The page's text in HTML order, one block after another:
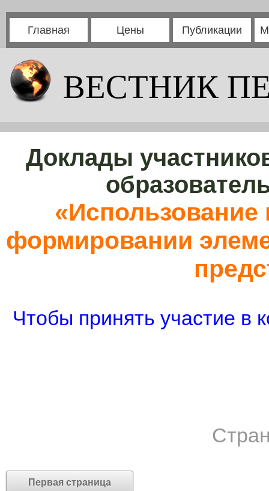
Главная Цены Публикации
ВЕСТНИК
Доклады
формировании
Чтобы принять участие в
Первая страница